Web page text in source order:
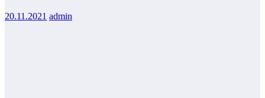
20.11.2021 admin